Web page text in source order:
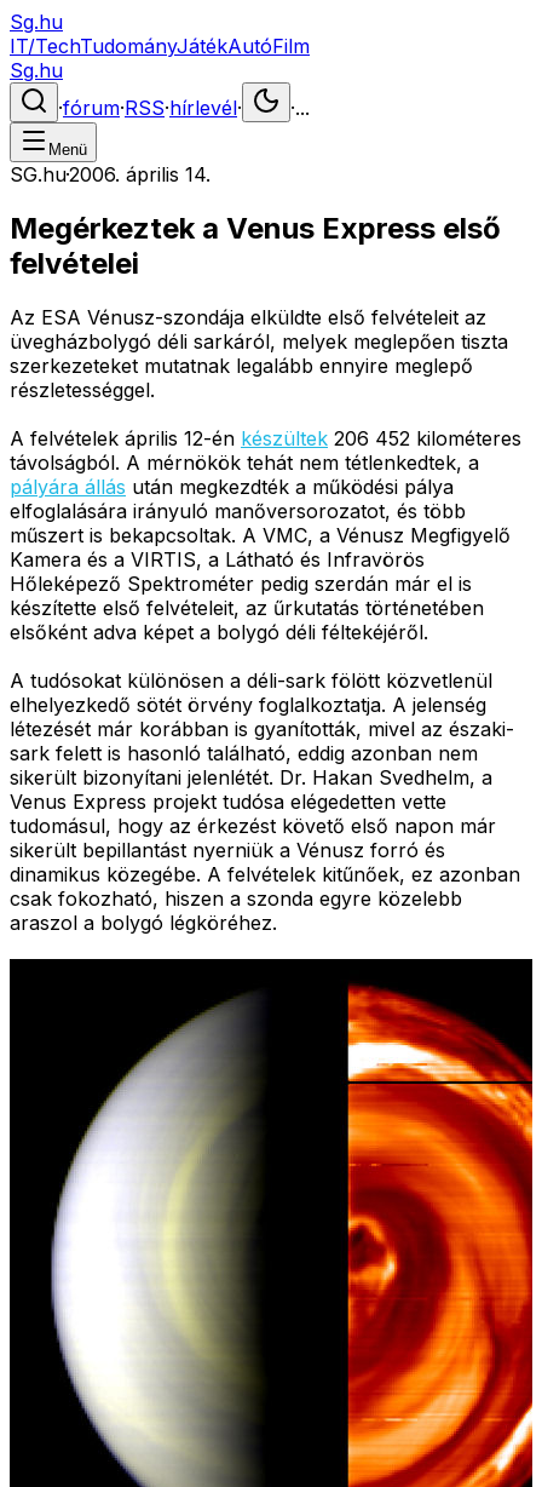
Sg.hu
IT/TechTudományJátékAutóFilm
Sg.hu
·fórum·RSS·hírlevél· ·...
Menü
SG.hu·2006. április 14.
Megérkeztek a Venus Express első
felvételei
Az ESA Vénusz-szondája elküldte első felvételeit az
üvegházbolygó déli sarkáról, melyek meglepően tiszta
szerkezeteket mutatnak legalább ennyire meglepő
részletességgel.
A felvételek április 12-én készültek 206 452 kilométeres
távolságból. A mérnökök tehát nem tétlenkedtek, a
pályára állás után megkezdték a működési pálya
elfoglalására irányuló manőversorozatot, és több
műszert is bekapcsoltak. A VMC, a Vénusz Megfigyelő
Kamera és a VIRTIS, a Látható és Infravörös
Hőleképező Spektrométer pedig szerdán már el is
készítette első felvételeit, az űrkutatás történetében
elsőként adva képet a bolygó déli féltekéjéről.
A tudósokat különösen a déli-sark fölött közvetlenül
elhelyezkedő sötét örvény foglalkoztatja. A jelenség
létezését már korábban is gyanították, mivel az északi-
sark felett is hasonló található, eddig azonban nem
sikerült bizonyítani jelenlétét. Dr. Hakan Svedhelm, a
Venus Express projekt tudósa elégedetten vette
tudomásul, hogy az érkezést követő első napon már
sikerült bepillantást nyerniük a Vénusz forró és
dinamikus közegébe. A felvételek kitűnőek, ez azonban
csak fokozható, hiszen a szonda egyre közelebb
araszol a bolygó légköréhez.